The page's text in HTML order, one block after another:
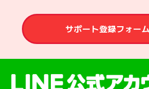
サポート登録フォー